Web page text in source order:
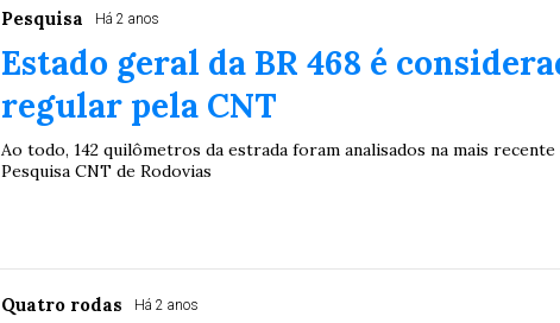
Pesquisa Há 2 anos
Estado geral da BR 468 é
regular pela CNT
Ao todo, 142 quilômetros da estrada foram analisados na mais recente
Pesquisa CNT de Rodovias
Quatro rodas Há 2 anos